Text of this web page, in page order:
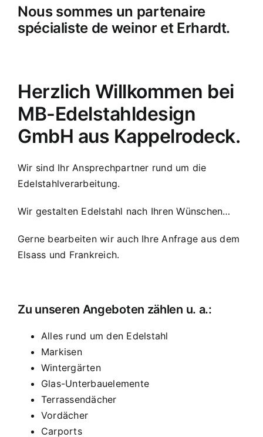
Nous sommes un partenaire
spécialiste de weinor et Erhardt.
Herzlich Willkommen bei
MB-Edelstahldesign
GmbH aus Kappelrodeck.
Wir sind Ihr Ansprechpartner rund um die
Edelstahlverarbeitung.
Wir gestalten Edelstahl nach Ihren Wünschen…
Gerne bearbeiten wir auch Ihre Anfrage aus dem
Elsass und Frankreich.
Zu unseren Angeboten zählen u. a.:
Alles rund um den Edelstahl
Markisen
Wintergärten
Glas-Unterbauelemente
Terrassendächer
Vordächer
Carports